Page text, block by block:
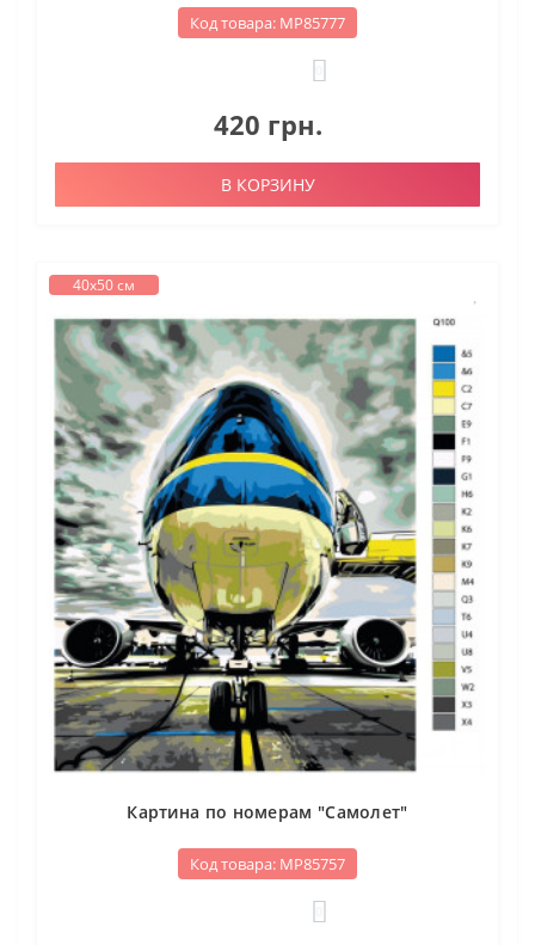
Код товара: МР85777
420 грн.
В КОРЗИНУ
40х50 см
Картина по номерам "Самолет"
Код товара: МР85757